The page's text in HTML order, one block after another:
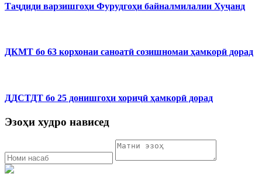
Таҷдиди варзишгоҳи Фурудгоҳи байналмилалии Хуҷанд
ДКМТ бо 63 корхонаи саноатӣ созишномаи ҳамкорӣ дорад
ДДСТДТ бо 25 донишгоҳи хориҷӣ ҳамкорӣ дорад
Эзоҳи худро нависед